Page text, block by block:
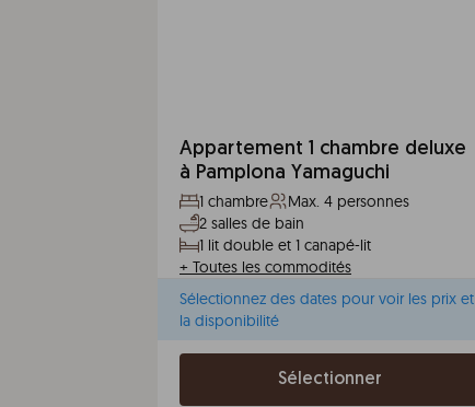
Appartement 1 chambre deluxe
à Pamplona Yamaguchi
1 chambre
Max. 4 personnes
2 salles de bain
1 lit double et 1 canapé-lit
+ Toutes les commodités
Sélectionnez des dates pour voir les prix et
la disponibilité
Sélectionner